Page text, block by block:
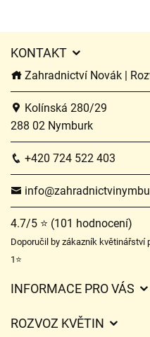
KONTAKT
Zahradnictví Novák |
Kolínská 280/29
288 02 Nymburk
+420 724 522 403
4.7/5 ⭐ (101 hodnocení)
Doporučil by zákazník květinářství
1⭐
INFORMACE PRO VÁS
ROZVOZ KVĚTIN